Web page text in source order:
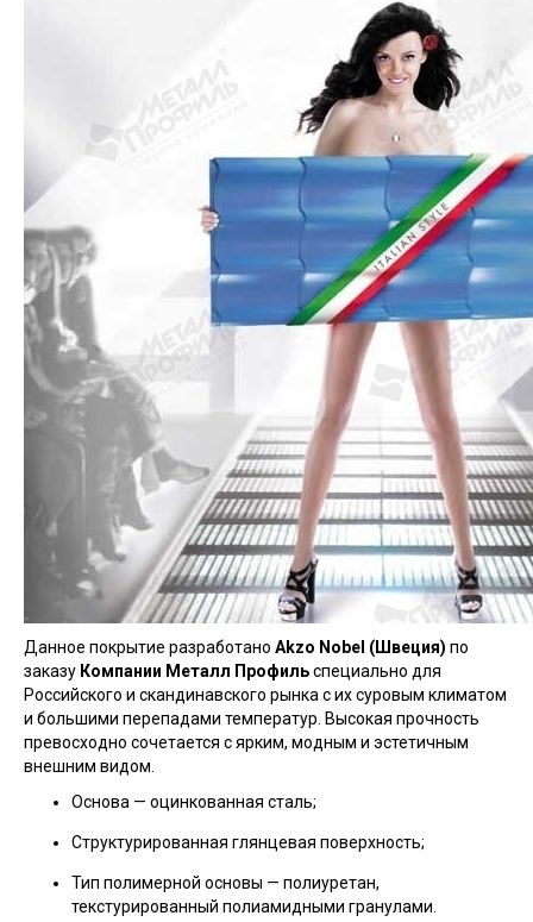
Данное покрытие разработано Akzo Nobel (Швеция) по
заказу Компании Металл Профильспециально для
Российского и скандинавского рынка с их суровым климатом
и большими перепадами температур. Высокая прочность
превосходно сочетается с ярким, модным и эстетичным
внешним видом.
Основа — оцинкованная сталь;
Структурированная глянцевая поверхность;
Тип полимерной основы — полиуретан,
текстурированный полиамидными гранулами.